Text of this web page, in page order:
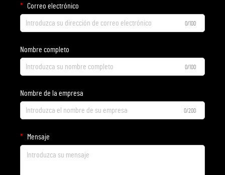
Correo electrónico
0/100
Nombre completo
0/100
Nombre de la empresa
0/200
Mensaje